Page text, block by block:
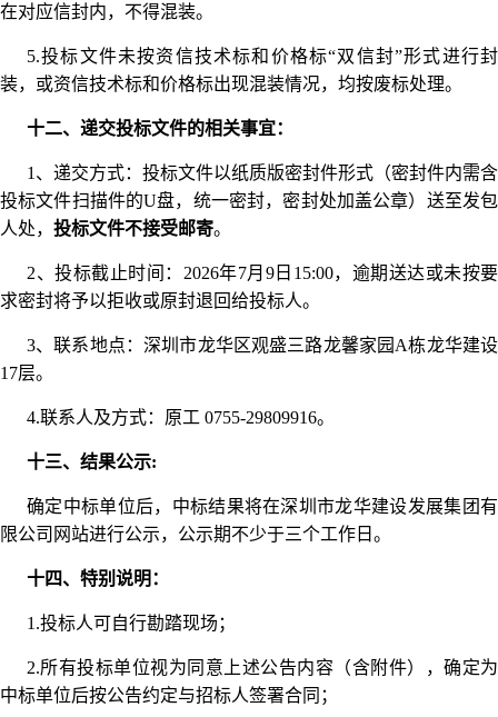
在对应信封内，不得混装。
5.投标文件未按资信技术标和价格标“双信封”形式进行封
装，或资信技术标和价格标出现混装情况，均按废标处理。
十二、递交投标文件的相关事宜：
1、递交方式：投标文件以纸质版密封件形式（密封件内需含
投标文件扫描件的U盘，统一密封，密封处加盖公章）送至发包
人处， 投标文件不接受邮寄。
2、投标截止时间：2026年7月9日15:00，逾期送达或未按要
求密封将予以拒收或原封退回给投标人。
3、联系地点：深圳市龙华区观盛三路龙馨家园A栋龙华建设
17层。
4.联系人及方式：原工 0755-29809916。
十三、结果公示:
确定中标单位后，中标结果将在深圳市龙华建设发展集团有
限公司网站进行公示，公示期不少于三个工作日。
十四、特别说明：
1.投标人可自行勘踏现场；
2.所有投标单位视为同意上述公告内容（含附件），确定为
中标单位后按公告约定与招标人签署合同；